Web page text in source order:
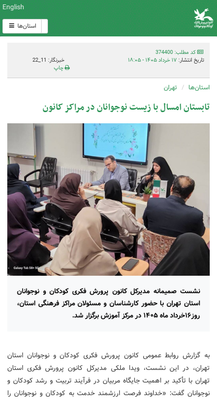
English
استان‌ها
کد مطلب: 374400
تاریخ انتشار: ۱۷ خرداد ۱۴۰۵ - ۱۸:۰۵
خبرنگار: 11_22
چاپ
استان‌ها تهران
تابستان امسال با زیست نوجوانان در مراکز کانون
نشست صمیمانه مدیرکل کانون پرورش فکری کودکان و نوجوانان
استان تهران با حضور کارشناسان و مسئولان مراکز فرهنگی استان،
روز۱۶خرداد ماه ۱۴۰۵ در مرکز آموزش برگزار شد.
به گزارش روابط عمومی کانون پرورش فکری کودکان و نوجوانان استان
تهران، در این نشست، ویدا ملکی مدیرکل کانون پرورش فکری استان
تهران با تأکید بر اهمیت جایگاه مربیان در فرآیند تربیت و رشد کودکان و
نوجوانان گفت: «خداوند فرصت ارزشمند خدمت به کودکان و نوجوانان را